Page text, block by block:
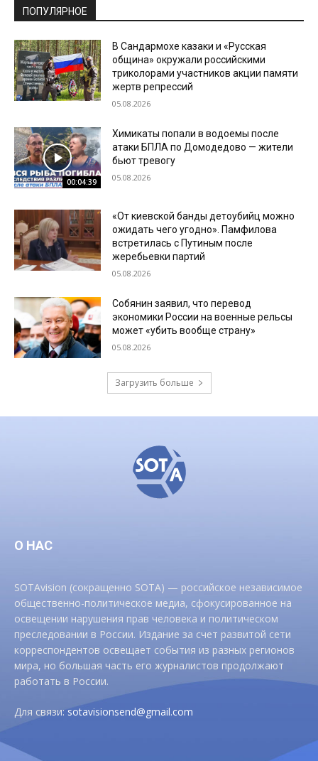
ПОПУЛЯРНОЕ
В Сандармохе казаки и «Русская
община» окружали российскими
триколорами участников акции памяти
жертв репрессий
05.08.2026
00:04:39
Химикаты попали в водоемы после
атаки БПЛА по Домодедово — жители
бьют тревогу
05.08.2026
«От киевской банды детоубийц можно
ожидать чего угодно». Памфилова
встретилась с Путиным после
жеребьевки партий
05.08.2026
Собянин заявил, что перевод
экономики России на военные рельсы
может «убить вообще страну»
05.08.2026
Загрузить больше
О НАС
SOTAvision (сокращенно SOTA) — российское независимое
общественно-политическое медиа, сфокусированное на
освещении нарушения прав человека и политическом
преследовании в России. Издание за счет развитой сети
корреспондентов освещает события из разных регионов
мира, но большая часть его журналистов продолжают
работать в России.
Для связи:sotavisionsend@gmail.com